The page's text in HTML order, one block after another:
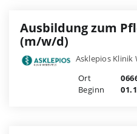
Ausbildung zum
(m/w/d)
Asklepios Klinik
Ort
Beginn